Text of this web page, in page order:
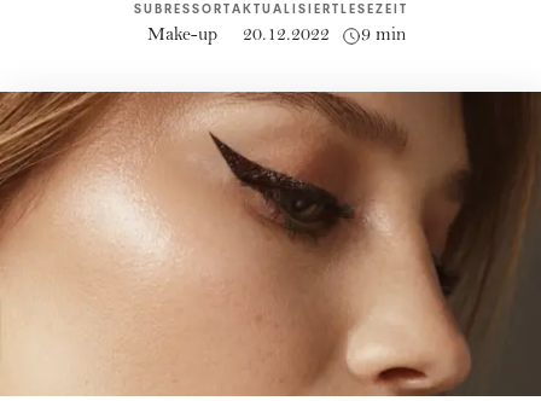
SUBRESSORT
Make-up
AKTUALISIERT
20.12.2022
LESEZEIT
9 min